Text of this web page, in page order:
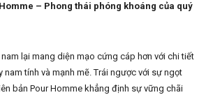
– Phong thái phóng khoáng của quý
lại mang diện mạo cứng cáp hơn với chi tiết
tính và mạnh mẽ. Trái ngược với sự ngọt
bản Pour Homme khẳng định sự vững chãi